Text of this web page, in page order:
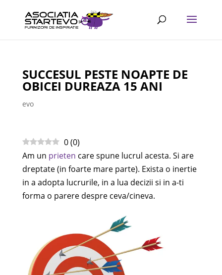
SUCCESUL PESTE NOAPTE DE
OBICEI DUREAZA 15 ANI
evo
0 (0)
Am un prieten care spune lucrul acesta. Si are
dreptate (in foarte mare parte). Exista o inertie
in a adopta lucrurile, in a lua decizii si in a-ti
forma o parere despre ceva/cineva.